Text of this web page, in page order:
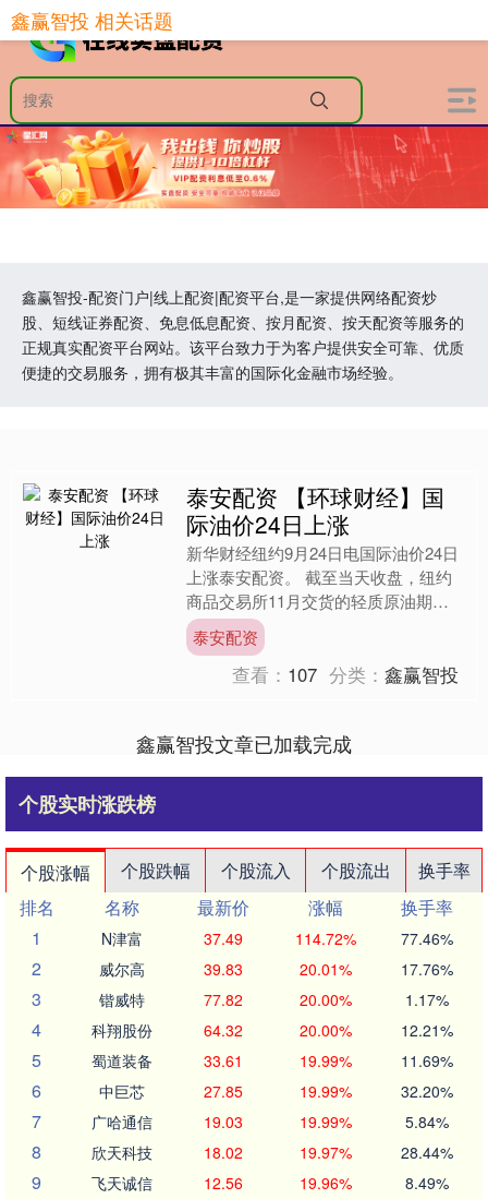
鑫赢智投-配资门户|线上配资|配资平台,是一家提供网络配资炒
股、短线证券配资、免息低息配资、按月配资、按天配资等服务的
正规真实配资平台网站。该平台致力于为客户提供安全可靠、优质
便捷的交易服务，拥有极其丰富的国际化金融市场经验。
鑫赢智投 相关话题
泰安配资 【环球财经】国
际油价24日上涨
新华财经纽约9月24日电国际油价24日
上涨泰安配资。 截至当天收盘，纽约
商品交易所11月交货的轻质原油期货
价格上涨1.58美元，收于每桶64.99美
元，涨幅为2....
泰安配资
查看： 107 分类：鑫赢智投
鑫赢智投文章已加载完成
个股实时涨跌榜
个股涨幅 个股跌幅 个股流入 个股流出
换手率
排名
名称 最新价 涨幅
换手率
1
N津富 37.49 114.72% 77.46%
2 威尔高 39.83 20.01% 17.76%
3 锴威特 77.82 20.00% 1.17%
4 科翔股份 64.32 20.00% 12.21%
5 蜀道装备 33.61 19.99% 11.69%
6 中巨芯 27.85 19.99% 32.20%
7 广哈通信 19.03 19.99% 5.84%
8 欣天科技 18.02 19.97% 28.44%
9 飞天诚信 12.56 19.96% 8.49%